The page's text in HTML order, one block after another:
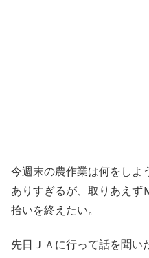
今週末の農作業は何をしよ
ありすぎるが、取りあえず
拾いを終えたい。
先日ＪＡに行って話を聞い